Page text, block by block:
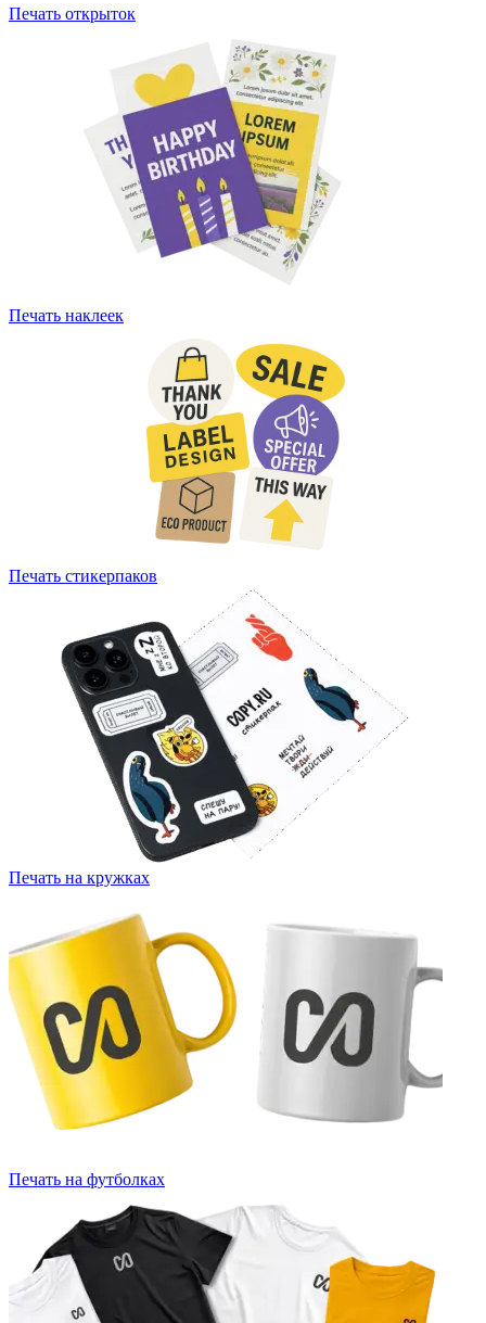
Печать открыток
Печать наклеек
Печать стикерпаков
Печать на кружках
Печать на футболках